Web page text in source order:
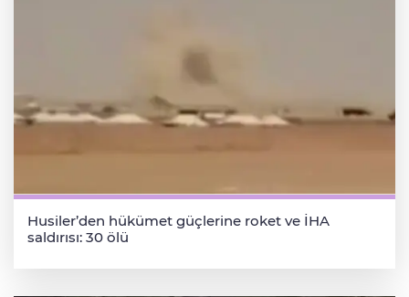
Husiler’den hükümet güçlerine roket ve İHA
saldırısı: 30 ölü